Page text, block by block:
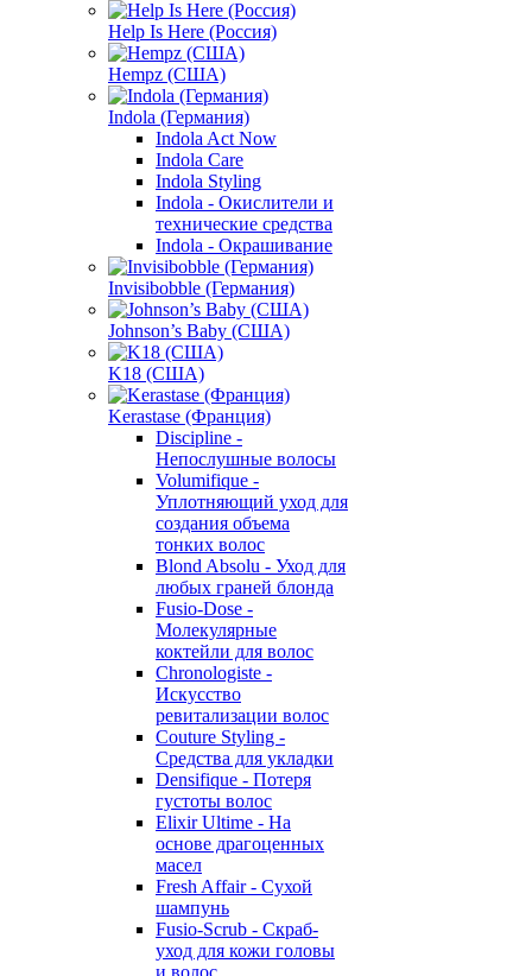
Help Is Here (Россия)
Hempz (США)
Indola (Германия)
Indola Act Now
Indola Care
Indola Styling
Indola - Окислители и
технические средства
Indola - Окрашивание
Invisibobble (Германия)
Johnson’s Baby (США)
K18 (США)
Kerastase (Франция)
Discipline -
Непослушные волосы
Volumifique -
Уплотняющий уход для
создания объема
тонких волос
Blond Absolu - Уход для
любых граней блонда
Fusio-Dose -
Молекулярные
коктейли для волос
Chronologiste -
Искусство
ревитализации волос
Couture Styling -
Средства для укладки
Densifique - Потеря
густоты волос
Elixir Ultime - На
основе драгоценных
масел
Fresh Affair - Сухой
шампунь
Fusio-Scrub - Скраб-
уход для кожи головы
и волос